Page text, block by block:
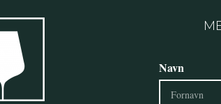
Navn